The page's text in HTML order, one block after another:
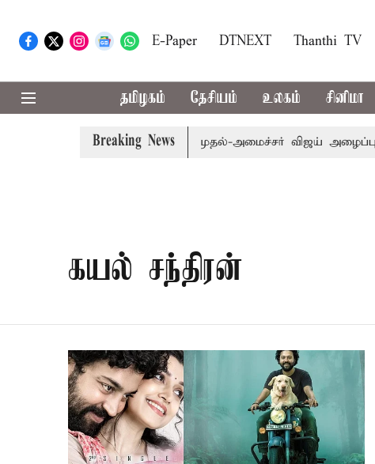
E-Paper DTNEXT Thanthi TV
தமிழகம் தேசியம் உலகம் சினிமா
Breaking News
எம்.பி.க்கள் கூட்டத்துக்கு முதல்-அமைச்சர் விஜய் அழைப்பு
கயல் சந்திரன்